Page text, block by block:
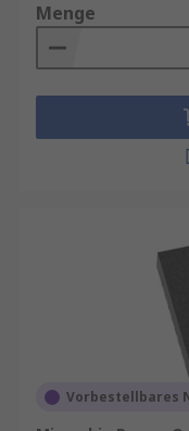
Menge
Vorbestellbares